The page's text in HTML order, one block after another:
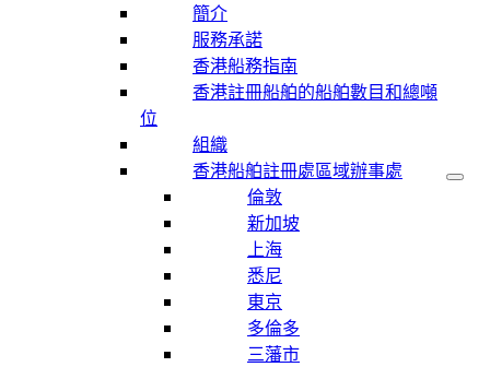
簡介
服務承諾
香港船務指南
香港註冊船舶的船舶數目和總噸
位
組織
香港船舶註冊處區域辦事處
倫敦
新加坡
上海
悉尼
東京
多倫多
三藩市